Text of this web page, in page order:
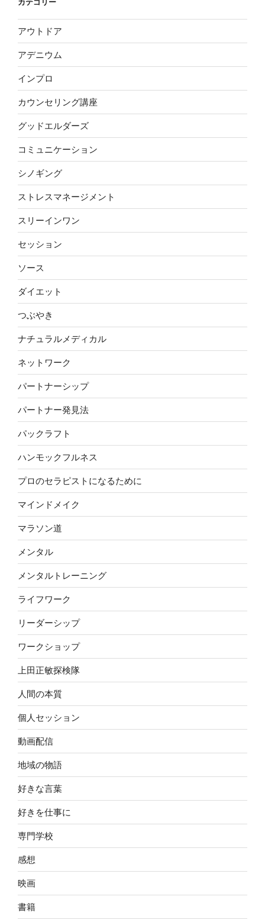
カテゴリー
アウトドア
アデニウム
インプロ
カウンセリング講座
グッドエルダーズ
コミュニケーション
シノギング
ストレスマネージメント
スリーインワン
セッション
ソース
ダイエット
つぶやき
ナチュラルメディカル
ネットワーク
パートナーシップ
パートナー発見法
パックラフト
ハンモックフルネス
プロのセラピストになるために
マインドメイク
マラソン道
メンタル
メンタルトレーニング
ライフワーク
リーダーシップ
ワークショップ
上田正敏探検隊
人間の本質
個人セッション
動画配信
地域の物語
好きな言葉
好きを仕事に
専門学校
感想
映画
書籍